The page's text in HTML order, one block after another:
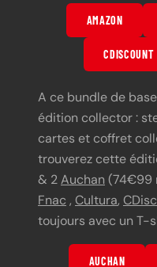
AMAZON
CDISCOUNT
A ce bundle de
édition collector :
cartes et coffret
trouverez cette
& 2Auchan(74€99
Fnac , Cultura,
toujours avec un T-
AUCHAN